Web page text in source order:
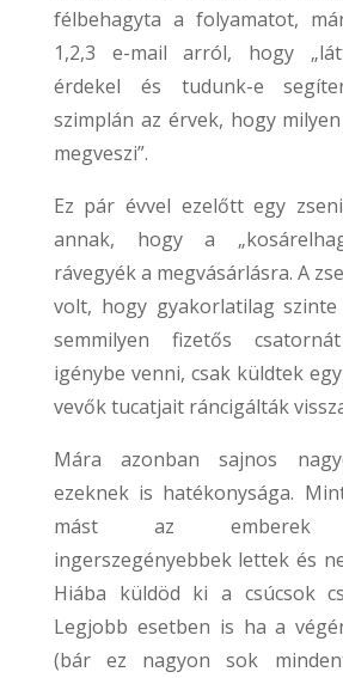
félbehagyta a folyamatot,
1,2,3 e-mail arról, hogy
érdekel és tudunk-e
szimplán az érvek, hogy
megveszi”.
Ez pár évvel ezelőtt egy
annak, hogy a
rávegyék a megvásárlásra. A
volt, hogy gyakorlatilag
semmilyen fizetős
igénybe venni, csak küldtek
vevők tucatjait ráncigálták
Mára azonban sajnos
ezeknek is hatékonysága.
mást az emberek
ingerszegényebbek lettek és
Hiába küldöd ki a csúcsok
Legjobb esetben is ha a
(bár ez nagyon sok